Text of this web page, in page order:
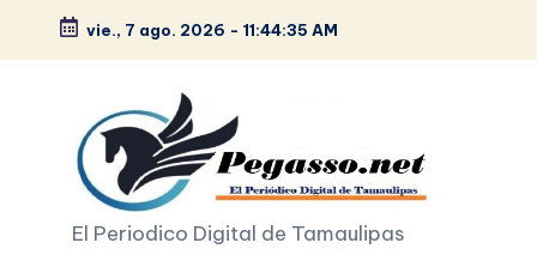
Saltar
contenido
vie., 7 ago. 2026 - 11:44:36 AM
p
El Periodico Digital de Tamaulipas